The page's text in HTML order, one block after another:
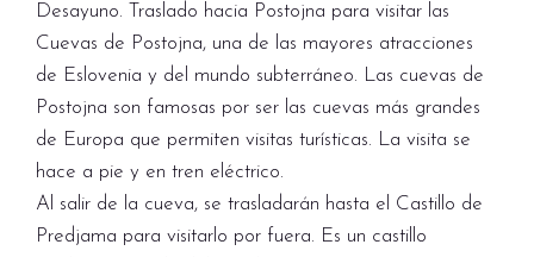
Desayuno. Traslado hacia Postojna para visitar las
Cuevas de Postojna, una de las mayores atracciones
de Eslovenia y del mundo subterráneo. Las cuevas de
Postojna son famosas por ser las cuevas más grandes
de Europa que permiten visitas turísticas. La visita se
hace a pie y en tren eléctrico.
Al salir de la cueva, se trasladarán hasta el Castillo de
Predjama para visitarlo por fuera. Es un castillo